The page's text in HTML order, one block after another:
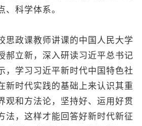
、科学体系。
政课教师讲课的中国人民大学
郝立新，深入研读习近平总书记
，学习习近平新时代中国特色社
新时代实践的基础上来认识其重
观和方法论，坚持好、运用好贯
法，这样才能回答好新时代新征